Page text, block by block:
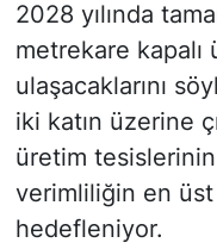
2028 yılında
metrekare kapalı
ulaşacaklarını
iki katın üzerine
üretim
verimliliğin en üst
hedefleniyor.